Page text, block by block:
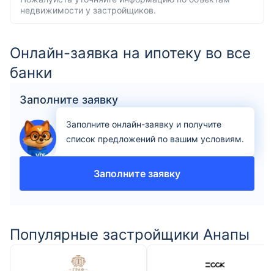
недвижимости у застройщиков.
Онлайн-заявка на ипотеку во все
банки
Заполните заявку
Заполните онлайн-заявку и получите
список предложений по вашим условиям.
Заполните заявку
Популярные застройщики Анапы